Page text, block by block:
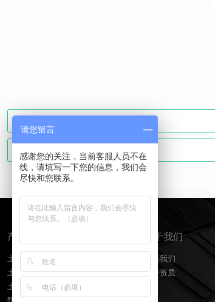
产品分类
土工膜
土工布
土工格栅
关于我们
联系我们
荣誉资质
请您留言
感谢您的关注，当前客服人员不在
线，请填写一下您的信息，我们会
尽快和您联系。